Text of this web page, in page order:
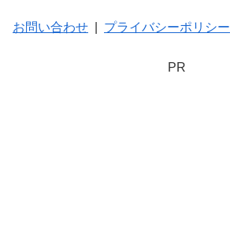
お問い合わせ プライバシーポリシー
PR